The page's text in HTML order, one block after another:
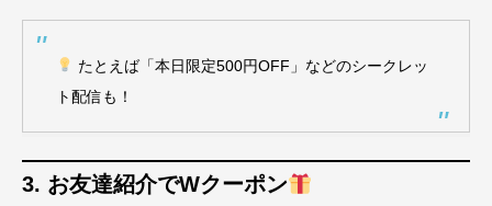
たとえば「本日限定500円OFF」などのシークレッ
ト配信も！
3. お友達紹介でWクーポン